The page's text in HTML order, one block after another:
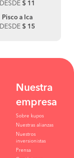
DESDE $ 11
Pisco a Ica
DESDE $ 15
Nuestra
empresa
Sobre kupos
Nuestras alianzas
Nuestros
inversionistas
Prensa